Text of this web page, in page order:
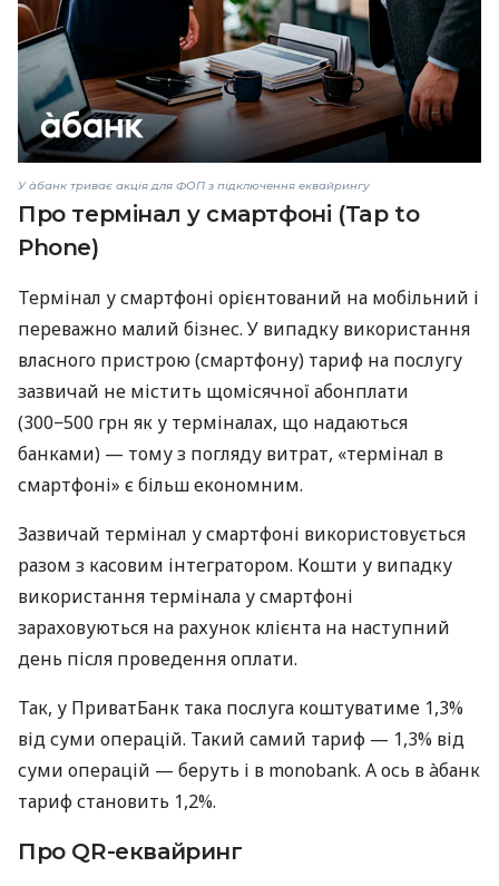
У àбанк триває акція для ФОП з підключення еквайрингу
Про термінал у смартфоні (Tap to
Phone)
Термінал у смартфоні орієнтований на мобільний і
переважно малий бізнес. У випадку використання
власного пристрою (смартфону) тариф на послугу
зазвичай не містить щомісячної абонплати
(300−500 грн як у терміналах, що надаються
банками) — тому з погляду витрат, «термінал в
смартфоні» є більш економним.
Зазвичай термінал у смартфоні використовується
разом з касовим інтегратором. Кошти у випадку
використання термінала у смартфоні
зараховуються на рахунок клієнта на наступний
день після проведення оплати.
Так, у ПриватБанк така послуга коштуватиме 1,3%
від суми операцій. Такий самий тариф — 1,3% від
суми операцій — беруть і в monobank. А ось в àбанк
тариф становить 1,2%.
Про QR-еквайринг